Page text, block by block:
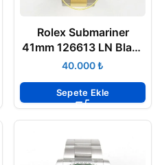
Rolex Submariner
41mm 126613 LN Black
Two Tone VSF V2 Eta
₺
Sepete Ekle